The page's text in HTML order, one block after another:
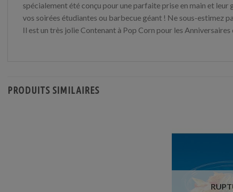
spécialement été conçu pour une parfaite prise en main et
vos soirées étudiantes ou barbecue géant ! Ne sous-estimez
Il est un très jolie Contenant à Pop Corn pour les
PRODUITS SIMILAIRES